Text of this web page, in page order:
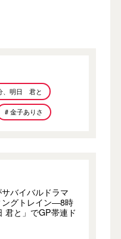
、明日 君と
# 金子ありさ
バイバルドラマ
ングトレイン―8時
君と」でGP帯連ド